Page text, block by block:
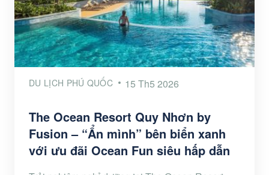
DU LỊCH PHÚ QUỐC 15 Th5 2026
The Ocean Resort Quy Nhơn by
Fusion – “Ẩn mình” bên biển xanh
với ưu đãi Ocean Fun siêu hấp dẫn